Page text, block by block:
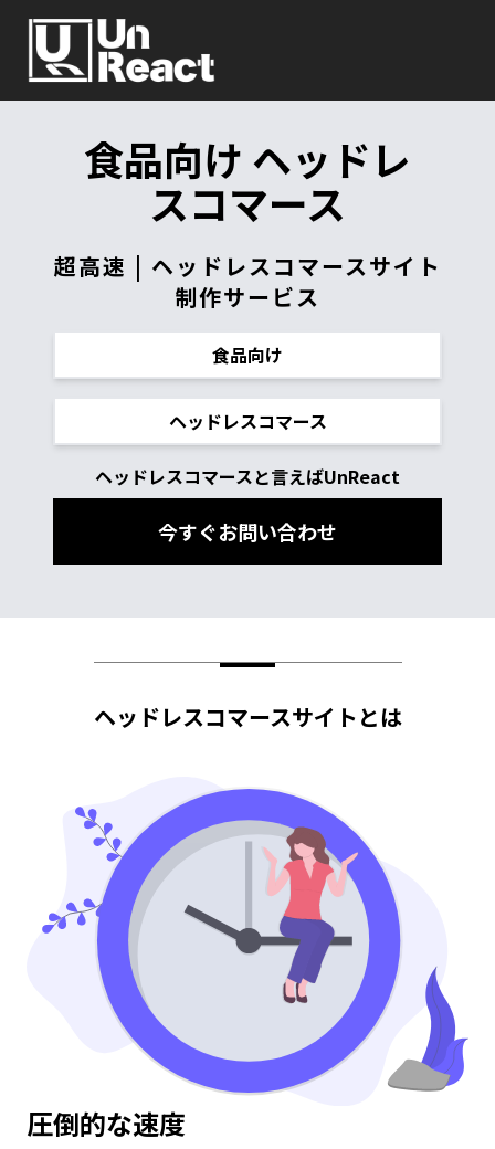
食品向け ヘッドレ
スコマース
超高速 | ヘッドレスコマースサイト
制作サービス
食品向け
ヘッドレスコマース
ヘッドレスコマースと言えばUnReact
今すぐお問い合わせ
ヘッドレスコマースサイトとは
圧倒的な速度